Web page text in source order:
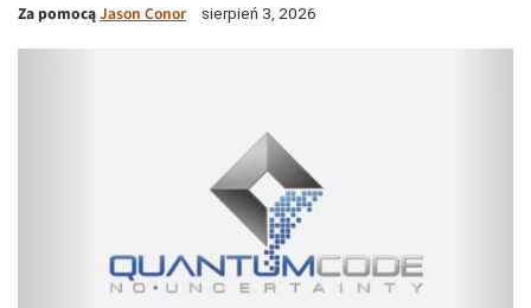
Za pomocąJason Conor sierpień 3, 2026